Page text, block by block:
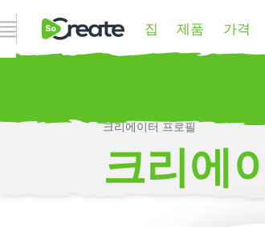
내비게이션 열기 집 제품 가격
크리에이터 프로필
크리에